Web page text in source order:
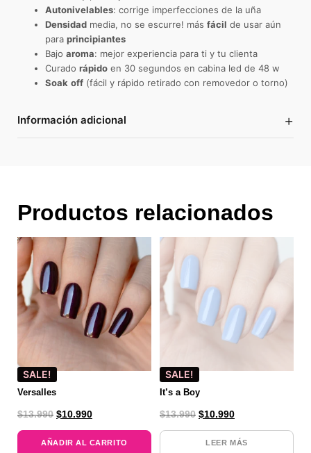
Autonivelables: corrige imperfecciones de la uña
Densidad media, no se escurre! más fácil de usar aún
para principiantes
Bajo aroma: mejor experiencia para ti y tu clienta
Curado rápido en 30 segundos en cabina led de 48 w
Soak off (fácil y rápido retirado con removedor o torno)
Información adicional +
Productos relacionados
SALE!
Versalles
$13.990 $10.990
AÑADIR AL CARRITO
SALE!
It’s a Boy
$13.990 $10.990
LEER MÁS